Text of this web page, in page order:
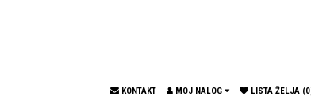
KONTAKT MOJ NALOG LISTA ŽELJA